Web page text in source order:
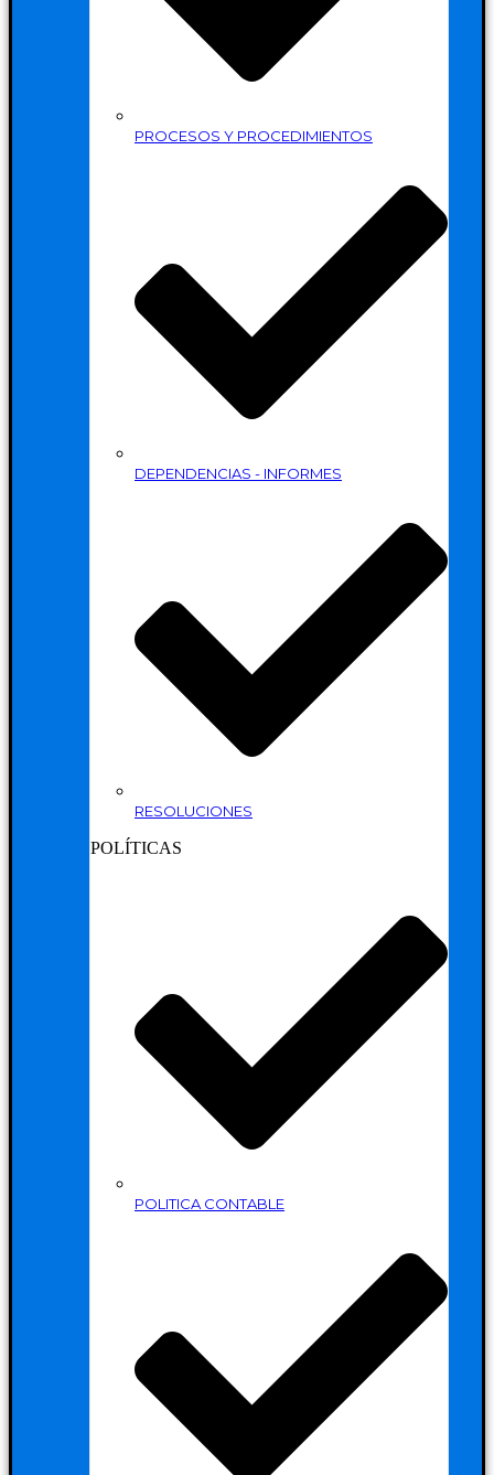
PROCESOS Y PROCEDIMIENTOS
DEPENDENCIAS - INFORMES
RESOLUCIONES
POLÍTICAS
POLITICA CONTABLE